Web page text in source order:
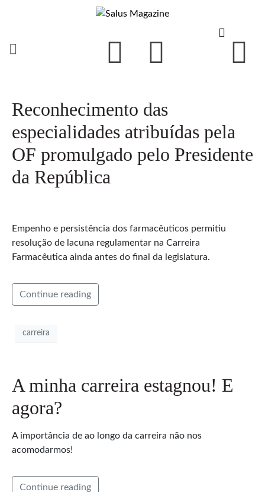
Reconhecimento das
especialidades atribuídas pela
OF promulgado pelo Presidente
da República
Empenho e persistência dos farmacêuticos permitiu
resolução de lacuna regulamentar na Carreira
Farmacêutica ainda antes do final da legislatura.
Continue reading
carreira
A minha carreira estagnou! E
agora?
A importância de ao longo da carreira não nos
acomodarmos!
Continue reading